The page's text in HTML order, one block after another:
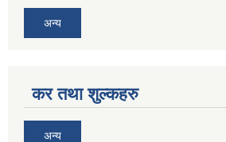
अन्य
कर तथा शुल्कहरु
अन्य